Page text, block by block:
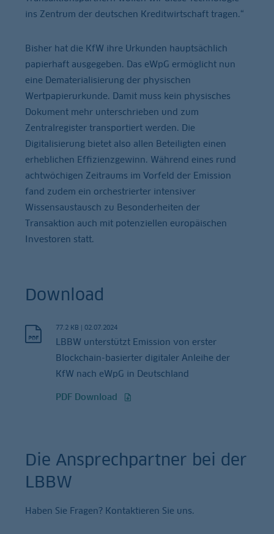
ins Zentrum der deutschen Kreditwirtschaft tragen.“
Bisher hat die KfW ihre Urkunden hauptsächlich
papierhaft ausgegeben. Das eWpG ermöglicht nun
eine Dematerialisierung der physischen
Wertpapierurkunde. Damit muss kein physisches
Dokument mehr unterschrieben und zum
Zentralregister transportiert werden. Die
Digitalisierung bietet also allen Beteiligten einen
erheblichen Effizienzgewinn. Während eines rund
achtwöchigen Zeitraums im Vorfeld der Emission
fand zudem ein orchestrierter intensiver
Wissensaustausch zu Besonderheiten der
Transaktion auch mit potenziellen europäischen
Investoren statt.
Download
77.2 KB | 02.07.2024
LBBW unterstützt Emission von erster
Blockchain-basierter digitaler Anleihe der
KfW nach eWpG in Deutschland
PDF Download
Die Ansprechpartner bei der
LBBW
Haben Sie Fragen? Kontaktieren Sie uns.